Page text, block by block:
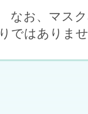
なお、マスク
りではありま